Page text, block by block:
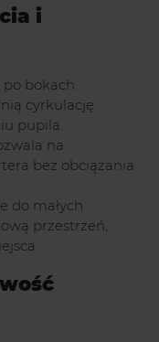
i
bokach
cyrkulację
pupila.
na
bez obciążania
do małych
przestrzeń,